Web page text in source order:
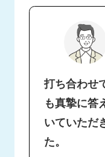
打ち合わせ
も真摯に答
いていただ
た。